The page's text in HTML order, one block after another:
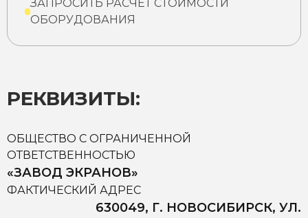
ЗАПРОСИТЬ РАСЧЕТ СТОИМОСТИ
ОБОРУДОВАНИЯ
РЕКВИЗИТЫ:
ОБЩЕСТВО С ОГРАНИЧЕННОЙ
ОТВЕТСТВЕННОСТЬЮ
«ЗАВОД ЭКРАНОВ»
ФАКТИЧЕСКИЙ АДРЕС
630049, Г. НОВОСИБИРСК, УЛ.